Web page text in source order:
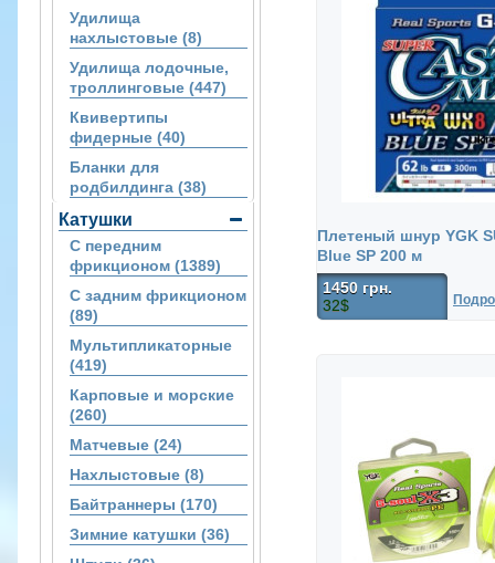
Удилища
нахлыстовые (8)
Удилища лодочные,
троллинговые (447)
Квивертипы
фидерные (40)
Бланки для
родбилдинга (38)
Катушки
С передним
фрикционом (1389)
С задним фрикционом
(89)
Мультипликаторные
(419)
Карповые и морские
(260)
Матчевые (24)
Нахлыстовые (8)
Байтраннеры (170)
Зимние катушки (36)
Плетеный шнур YGK
Blue SP 200 м
1450 грн.
32$